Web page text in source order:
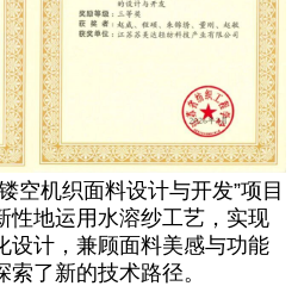
空机织面料设计与开发”项目
性地运用水溶纱工艺，实现
设计，兼顾面料美感与功能
了新的技术路径。